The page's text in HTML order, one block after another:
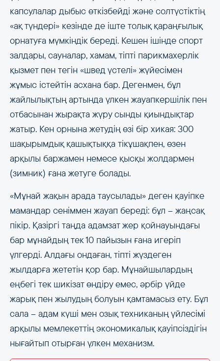
капсулалар дыбыс өткізбейді және солтүстіктің
«ақ түндері» кезінде де іште толық қараңғылық
орнатуға мүмкіндік береді. Кешен ішінде спорт
залдары, сауналар, хамам, тіпті парикмахерлік
қызмет пен тегін «швед үстелі» жүйесімен
жұмыс істейтін асхана бар. Дегенмен, бұл
жайлылықтың артында үлкен жауапкершілік пен
отбасынан жырақта жүру сынды қиындықтар
жатыр. Кен орнына жетудің өзі бір хикая: 300
шақырымдық қашықтыққа тікұшақпен, өзен
арқылы баржамен немесе қысқы жолдармен
(зимник) ғана жетуге болады.
«Мұнай жақын арада таусылады» деген қауіпке
мамандар сеніммен жауап береді: бұл – жаңсақ
пікір. Қазіргі таңда адамзат жер қойнауындағы
бар мұнайдың тек 10 пайызын ғана игеріп
үлгерді. Алдағы ондаған, тіпті жүздеген
жылдарға жететін қор бар. Мұнайшылардың
еңбегі тек шикізат өндіру емес, әрбір үйде
жарық пен жылудың болуын қамтамасыз ету. Бұл
сала – адам күші мен озық техниканың үйлесімі
арқылы мемлекеттің экономикалық қауіпсіздігін
нығайтып отырған үлкен механизм.